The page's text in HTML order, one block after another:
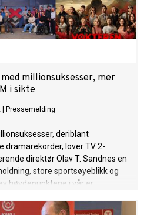
med millionsuksesser, mer
i sikte
Pressemelding
deriblant
dramarekorder, lover TV 2-
direktør Olav T. Sandnes en
store sportsøyeblikk og
høydepunktene i vår er
Stian Blipp og Aylar Lie